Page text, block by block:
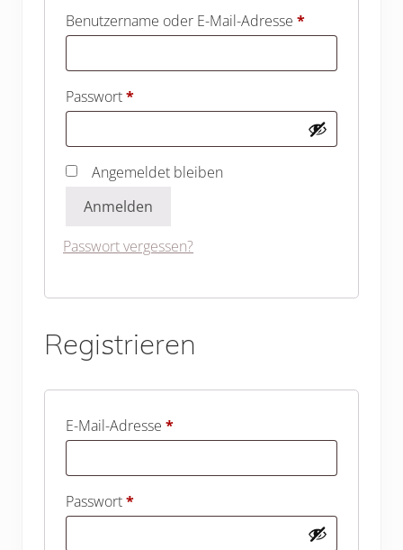
Benutzername oder E-Mail-Adresse *Erforderlich
Passwort*Erforderlich
Angemeldet bleiben
Anmelden
Passwort vergessen?
Registrieren
E-Mail-Adresse *Erforderlich
Passwort*Erforderlich